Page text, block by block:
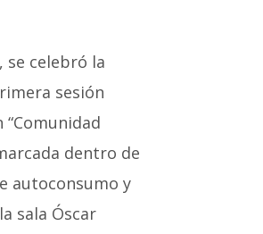
se celebró la
sesión
dentro de
autoconsumo y
sala Óscar